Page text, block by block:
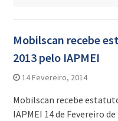
Mobilscan recebe
2013 pelo IAPMEI
14 Fevereiro, 2014
Mobilscan recebe
IAPMEI 14 de Fevereiro